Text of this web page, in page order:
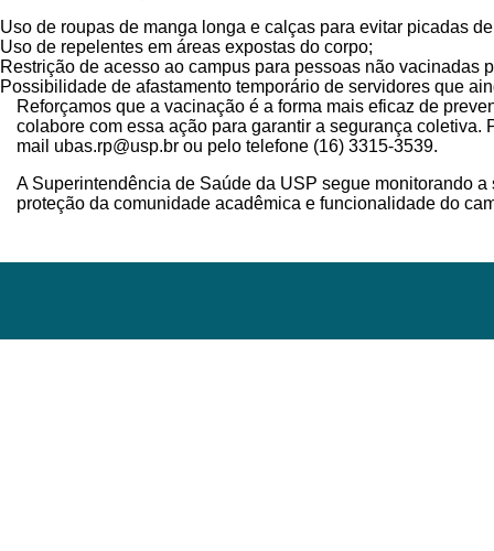
Uso de roupas de manga longa e calças para evitar picadas
Uso de repelentes em áreas expostas do corpo;
Restrição de acesso ao campus para pessoas não
Possibilidade de afastamento temporário de servidores que
Reforçamos que a vacinação é a forma mais eficaz de
colabore com essa ação para garantir a segurança
mail ubas.rp@usp.br ou pelo telefone (16) 3315-3539.
A Superintendência de Saúde da USP segue monitorando
proteção da comunidade acadêmica e funcionalidade do